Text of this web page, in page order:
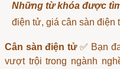
Những từ khóa được
điện tử, giá cân sàn điện
Cân sàn điện tử✅ Bạn
vượt trội trong ngành